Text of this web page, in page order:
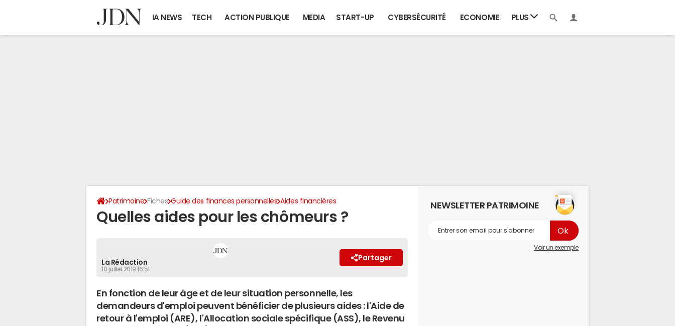
IA NEWS TECH ACTION PUBLIQUE MEDIA START-UP CYBERSÉCURITÉ ECONOMIE PLUS
Patrimoine Fiches Guide des finances personnelles Aides financières
Quelles aides pour les chômeurs ?
La Rédaction
10 juillet 2019 16:51
Partager
En fonction de leur âge et de leur situation personnelle, les
demandeurs d'emploi peuvent bénéficier de plusieurs aides : l'Aide de
retour à l'emploi (ARE), l'Allocation sociale spécifique (ASS), le Revenu
NEWSLETTER PATRIMOINE
Voir un exemple